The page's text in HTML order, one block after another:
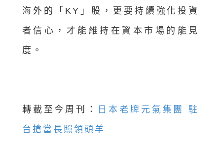
海外的「KY」股，更要持續強化投資
者信心，才能維持在資本市場的能見
度。
轉載至今周刊：
日本老牌元氣集團 駐
台搶當長照領頭羊